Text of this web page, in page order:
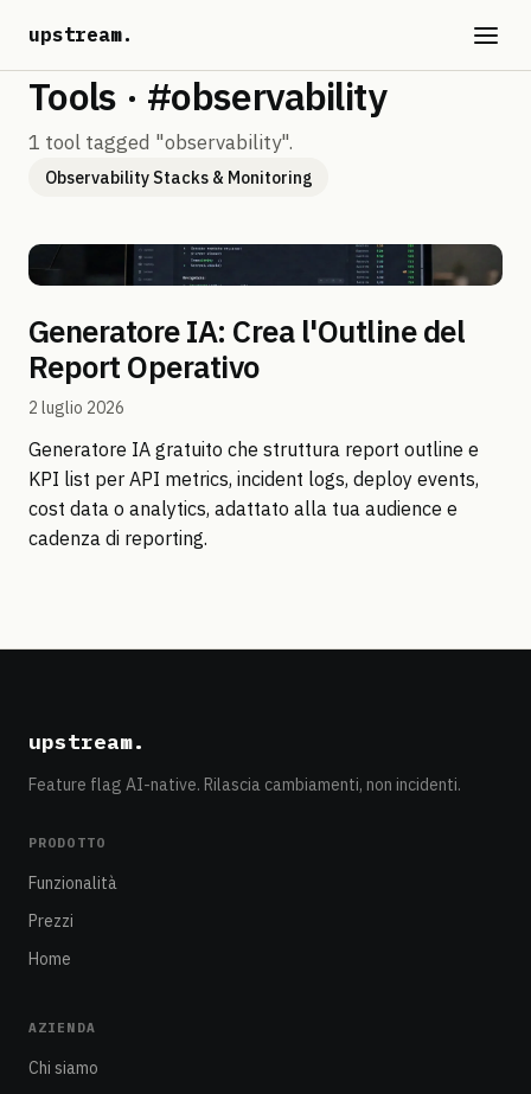
Tools · #observability
1 tool tagged "observability".
Observability Stacks & Monitoring
Generatore IA: Crea l'Outline del
Report Operativo
2 luglio 2026
Generatore IA gratuito che struttura report outline e
KPI list per API metrics, incident logs, deploy events,
cost data o analytics, adattato alla tua audience e
cadenza di reporting.
upstream.
upstream.
Feature flag AI-native. Rilascia cambiamenti, non incidenti.
PRODOTTO
Funzionalità
Prezzi
Home
AZIENDA
Chi siamo